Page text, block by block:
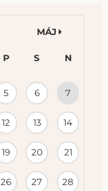
MÁJ
P S N
5 6 7
12 13 14
19 20 21
26 27 28